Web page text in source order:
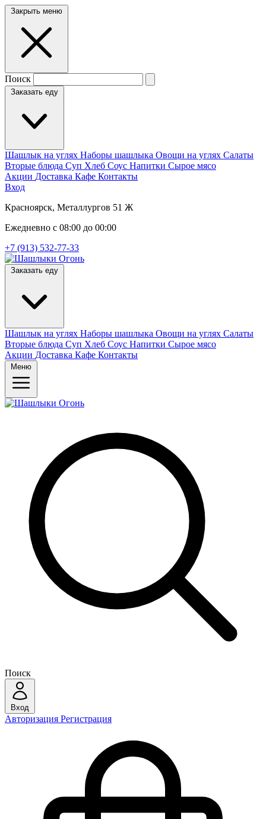
Закрыть меню
Поиск
Заказать еду
Шашлык на углях Наборы шашлыка Овощи на углях Салаты
Вторые блюда Суп Хлеб Соус Напитки Сырое мясо
Акции Доставка Кафе Контакты
Вход
Красноярск, Металлургов 51 Ж
Ежедневно с 08:00 до 00:00
+7 (913) 532-77-33
Заказать еду
Шашлык на углях Наборы шашлыка Овощи на углях Салаты
Вторые блюда Суп Хлеб Соус Напитки Сырое мясо
Акции Доставка Кафе Контакты
Меню
Поиск
Вход
Авторизация Регистрация